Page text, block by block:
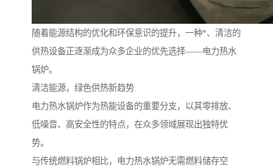
随着能源结构的优化和环保意识的提升，一种*、清洁的
供热设备正逐渐成为众多企业的优先选择——电力热水
锅炉。
清洁能源，绿色供热新趋势
电力热水锅炉作为热能设备的重要分支，以其零排放、
低噪音、高安全性的特点，在众多领域展现出独特优
势。
与传统燃料锅炉相比，电力热水锅炉无需燃料储存空